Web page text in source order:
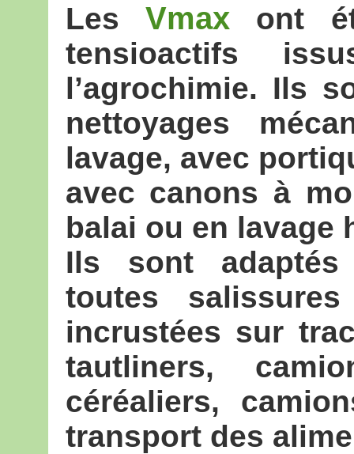
Les Vmaxont
tensioactifs
l’agrochimie. Ils
nettoyages
lavage, avec
avec canons à
balai ou en lavage
Ils sont adaptés
toutes
incrustées sur
tautliners,
céréaliers,
transport des